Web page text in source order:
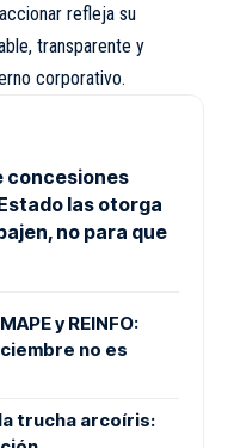
refleja su
transparente y
corporativo.
concesiones
las otorga
no para que
y REINFO:
no es
trucha arcoíris: